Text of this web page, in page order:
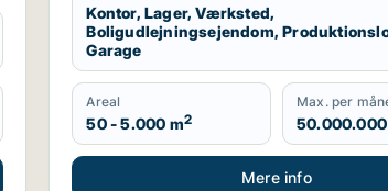
Kontor, Lager, Værksted,
Boligudlejningsejendom,
Garage
Areal
50 - 5.000 m2
Max. per
50.000.000
Mere info